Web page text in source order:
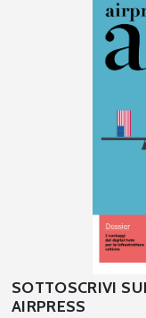
SOTTOSCRIVI
AIRPRESS